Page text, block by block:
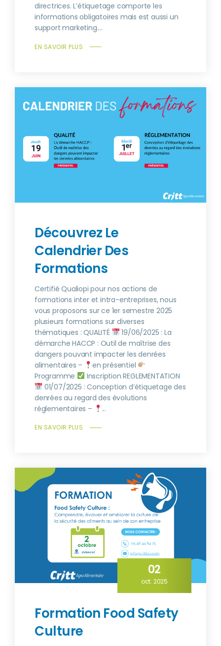
directrices. L’étiquetage comporte les
informations obligatoires mais est aussi un
support marketing....
EN SAVOIR PLUS
Découvrez Le
Calendrier Des
Formations
Certifié Qualiopi pour nos actions de
formations inter et intra-entreprises, nous
vous proposons sur ce 1er semestre 2025
plusieurs formations sur diverses
thématiques : QUALITÉ
19/06/2025 : La
démarche HACCP : Outil de maîtrise des
dangers pouvant impacter les denrées
alimentaires –
en présentiel
Programme
Inscription REGLEMENTATION
01/07/2025 : Conception d’étiquetage des
denrées au regard des évolutions
réglementaires –
...
EN SAVOIR PLUS
02
oct. 2025
Formation Food Safety
Culture